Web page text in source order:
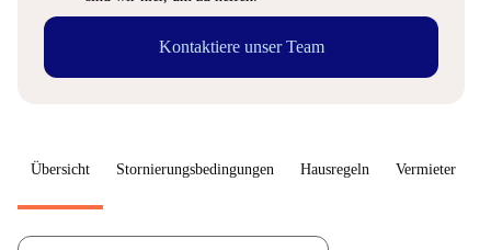
Kontaktiere unser Team
Übersicht Stornierungsbedingungen Hausregeln Vermieter